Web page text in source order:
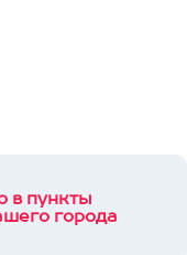
в пункты
города